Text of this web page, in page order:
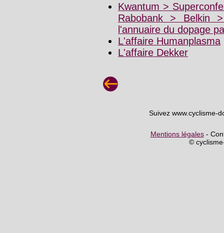
Kwantum >
Rabobank > Belkin
l'annuaire du dopage
L'affaire Humanplasma
L'affaire Dekker
Suivez www.cyclisme-
Mentions légales-
©